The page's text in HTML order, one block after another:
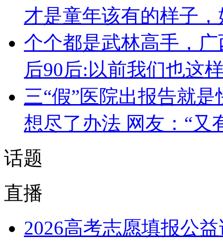
才是童年该有的样子
个个都是武林高手，
后90后:以前我们也这
三“假”医院出报告就
想尽了办法 网友：“又
话题
直播
2026高考志愿填报公